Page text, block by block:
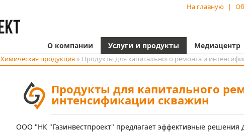
На главную |
О компании Услуги и продукты Медиацентр
Химическая продукция » Продукты для капитального ремонта и
Продукты для капитального
интенсификации скважин
ООО "НК "Газинвестпроект" предлагает эффективные решения